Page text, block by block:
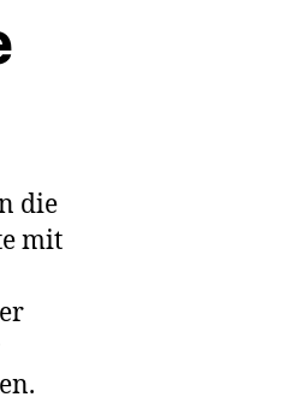
die
mit